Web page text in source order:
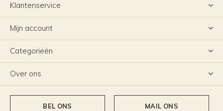
Klantenservice
Mijn account
Categorieën
Over ons
BEL ONS MAIL ONS